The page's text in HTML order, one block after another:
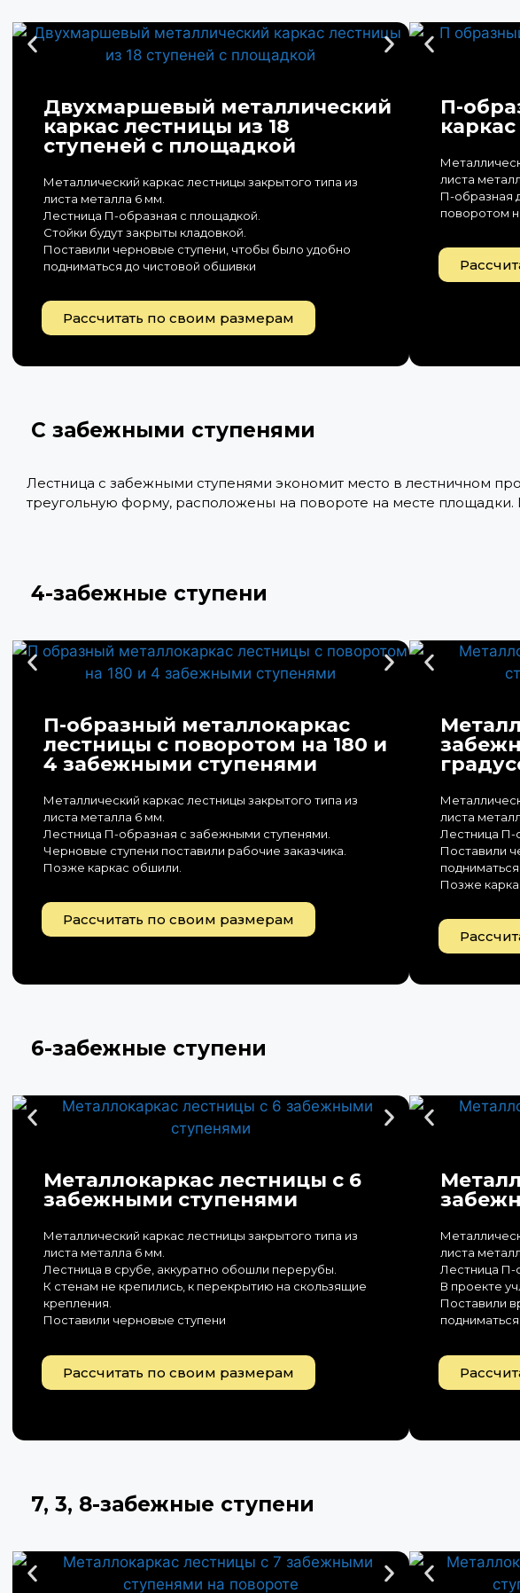
Двухмаршевый металлический
каркас лестницы из 18
ступеней с площадкой
Металлический каркас лестницы закрытого типа из
листа металла 6 мм.
Лестница П-образная с площадкой.
Стойки будут закрыты кладовкой.
Поставили черновые ступени, чтобы было удобно
подниматься до чистовой обшивки
Рассчитать по своим размерам
П-
листа
П-образная
поворотом
С забежными ступенями
Лестница с забежными ступенями экономит место в лестничном
треугольную форму, расположены на повороте на месте площадки.
4-забежные ступени
П-образный металлокаркас
лестницы с поворотом на 180 и
4 забежными ступенями
Металлический каркас лестницы закрытого типа из
листа металла 6 мм.
Лестница П-образная с забежными ступенями.
Черновые ступени поставили рабочие заказчика.
Позже каркас обшили.
Рассчитать по своим размерам
листа
Лестница П-
Поставили
Позже
6-забежные ступени
Металлокаркас лестницы с 6
забежными ступенями
Металлический каркас лестницы закрытого типа из
листа металла 6 мм.
Лестница в срубе, аккуратно обошли перерубы.
К стенам не крепились, к перекрытию на скользящие
крепления.
Поставили черновые ступени
Рассчитать по своим размерам
листа
Лестница П-
В проекте
Поставили
7, 3, 8-забежные ступени